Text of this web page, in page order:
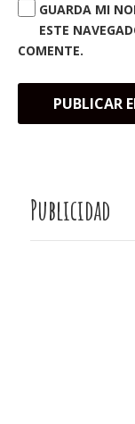
GUARDA MI
ESTE
COMENTE.
Publicidad